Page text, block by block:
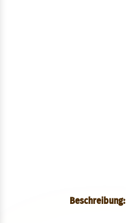
Beschreibung: